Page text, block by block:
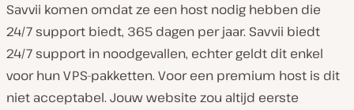
Savvii komen omdat ze een host nodig hebben die
24/7 support biedt, 365 dagen per jaar. Savvii biedt
24/7 support in noodgevallen, echter geldt dit enkel
voor hun VPS-pakketten. Voor een premium host is dit
niet acceptabel. Jouw website zou altijd eerste